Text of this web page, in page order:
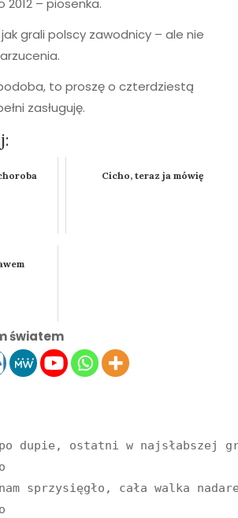
grali polscy zawodnicy – ale nie
to proszę o czterdziestą
zasługuję.
Cicho, teraz ja mówię
światem
po dupie, ostatni w najsłabszej
sprzysięgło, cała walka